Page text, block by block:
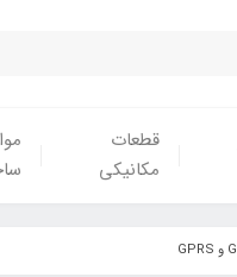
قطعات
مکانیکی